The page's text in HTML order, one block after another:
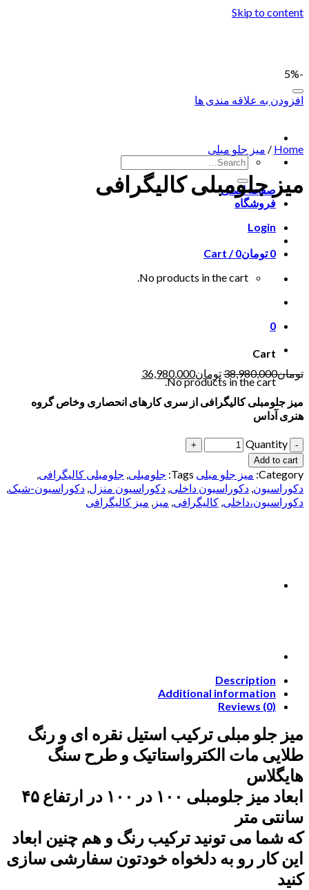
Skip to content
صفحه اصلی
فروشگاه
Login
Cart /
تومان0
0
No products in the cart.
0
Cart
No products in the cart.
-5%
افزودن به علاقه مندی ها
Home
/ میز جلو مبلی
میز جلومبلی کالیگرافی
تومان38,980,000تومان36,980,000
میز جلومبلی کالیگرافی از سری کارهای انحصاری وخاص گروه
هنری آداس
Quantity
Add to cart
Category: میز جلو مبلی Tags: جلومبلی, جلومبلی کالیگرافی,
دکوراسیون, دکوراسیون داخلی, دکوراسیون منزل, دکوراسیون-شیک,
دکوراسیون،داخلی, کالیگرافی, میز , میز کالیگرافی
Description
Additional information
Reviews (0)
میز جلو مبلی ترکیب استیل نقره ای و رنگ
طلایی مات الکترواستاتیک و طرح سنگ
هایگلاس
ابعاد میز جلومبلی ۱۰۰ در ۱۰۰ در ارتفاع ۴۵
سانتی متر
که شما می تونید ترکیب رنگ و هم چنین ابعاد
این کار رو به دلخواه خودتون سفارشی سازی
کنید